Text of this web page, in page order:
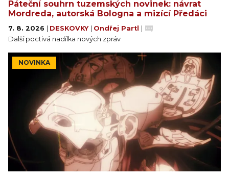
Páteční souhrn tuzemských novinek: návrat
Mordreda, autorská Bologna a mizící Předáci
7. 8. 2026 DESKOVKY Ondřej Partl
Další poctivá nadílka nových zpráv
NOVINKA